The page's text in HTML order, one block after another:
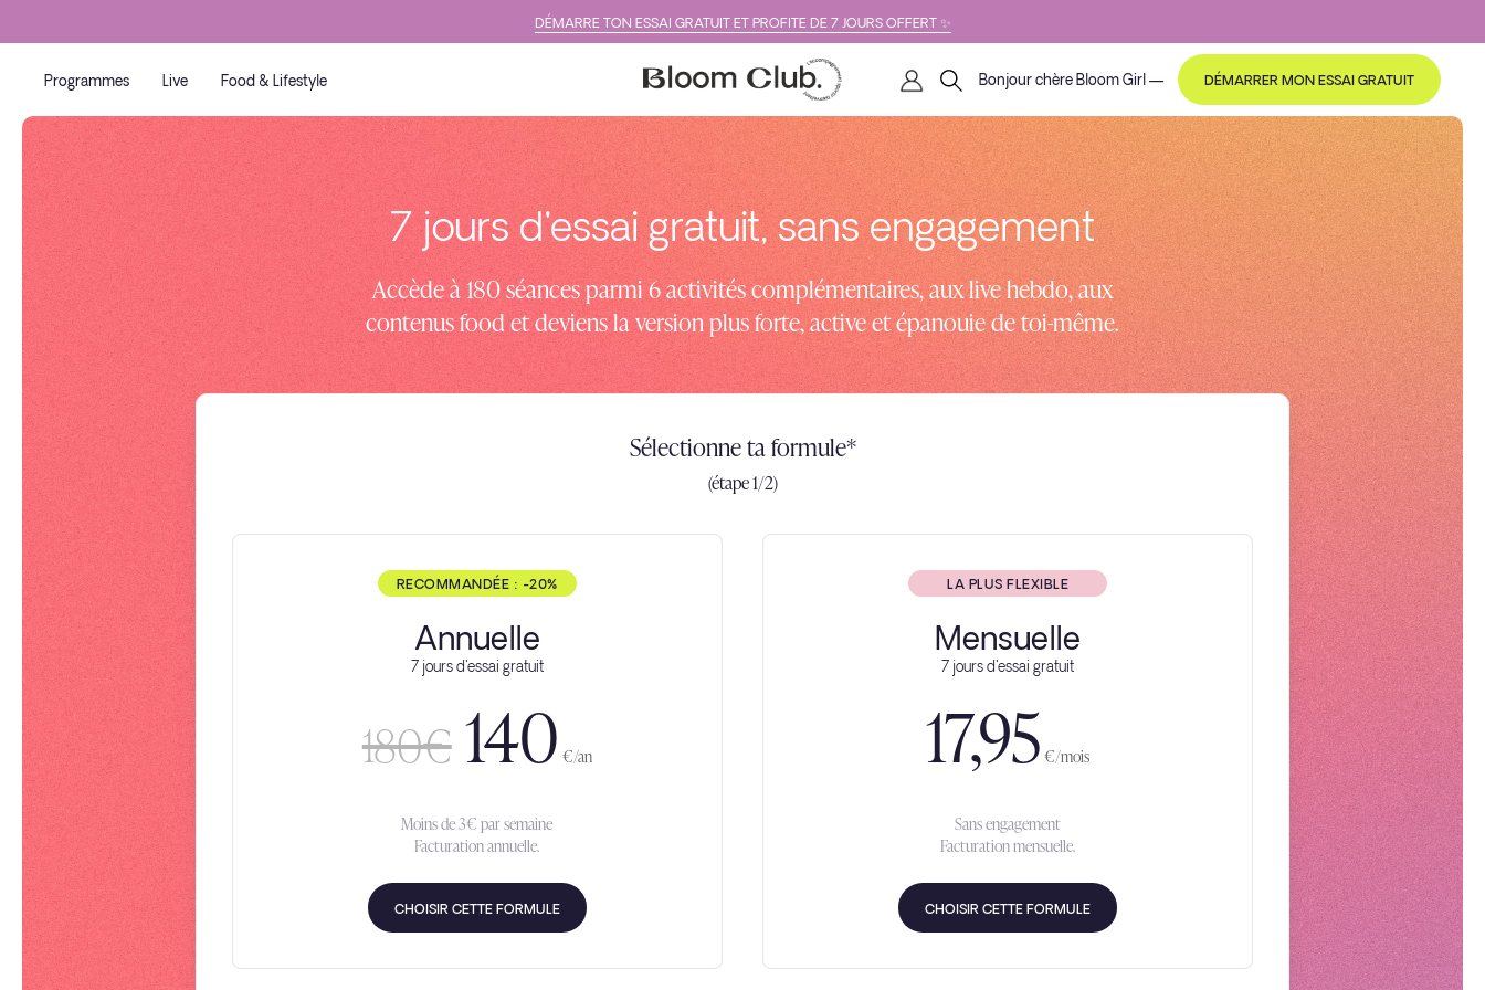
DÉMARRE TON ESSAI GRATUIT ET PROFITE DE 7 JOURS OFFERT ✨
Programmes Live Food & Lifestyle Bonjourchère Bloom Girl— DÉMARRER MON ESSAI GRATUIT
7 jours d'essai gratuit, sans engagement
Accède à 180 séances parmi 6 activités complémentaires, aux live hebdo, aux
contenus food et deviens la version plus forte, active et épanouie de toi-même.
Sélectionne ta formule*
(étape 1/2)
RECOMMANDÉE : -20%
Annuelle
7 jours d'essai gratuit
180€140 €/an
Moins de 3€ par semaine
Facturation annuelle.
CHOISIR CETTE FORMULE
LA PLUS FLEXIBLE
Mensuelle
7 jours d'essai gratuit
17,95€/mois
Sans engagement
Facturation mensuelle.
CHOISIR CETTE FORMULE